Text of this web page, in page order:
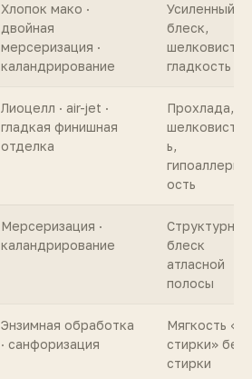
Хлопок мако ·
двойная
мерсеризация ·
каландрирование
Усиленный
блеск,
шелковистая
гладкость
Лиоцелл · air-jet ·
гладкая финишная
отделка
Прохлада,
ь,
ость
Мерсеризация ·
каландрирование
Структурный
блеск
атласной
полосы
Энзимная обработка
· санфоризация
Мягкость «из
стирки» без
стирки